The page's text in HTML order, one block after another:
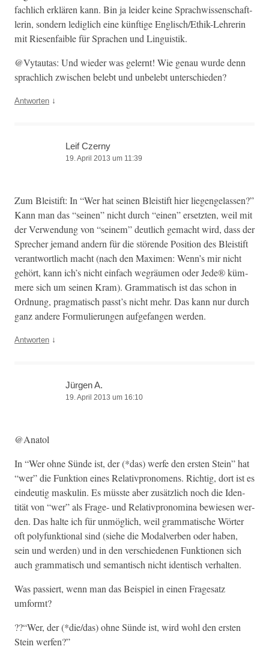
fach­lich erk­lären kann. Bin ja lei­der keine Sprach­wis­senschaft­
lerin, son­dern lediglich eine kün­ftige Englis­ch/Ethik-Lehrerin
mit Riesen­faible für Sprachen und Linguistik.
@Vytautas: Und wieder was gel­ernt! Wie genau wurde denn
sprach­lich zwis­chen belebt und unbelebt unterschieden?
Antworten ↓
Leif Czerny
19. April 2013 um 11:39
Zum Bleis­tift: In “Wer hat seinen Bleis­tift hier liegen­ge­lassen?”
Kann man das “seinen” nicht durch “einen” erset­zten, weil mit
der Ver­wen­dung von “seinem” deut­lich gemacht wird, dass der
Sprech­er jemand andern für die störende Posi­tion des Bleis­tift
ver­ant­wortlich macht (nach den Maxi­men: Wenn’s mir nicht
gehört, kann ich’s nicht ein­fach wegräu­men oder Jede® küm­
mere sich um seinen Kram). Gram­ma­tisch ist das schon in
Ord­nung, prag­ma­tisch passt’s nicht mehr. Das kann nur durch
ganz andere For­mulierun­gen aufge­fan­gen werden.
Antworten ↓
Jürgen A.
19. April 2013 um 16:10
@Anatol
In “Wer ohne Sünde ist, der (*das) werfe den ersten Stein” hat
“wer” die Funk­tion eines Rel­a­tivpronomens. Richtig, dort ist es
ein­deutig maskulin. Es müsste aber zusät­zlich noch die Iden­
tität von “wer” als Frage- und Rel­a­tivpronom­i­na bewiesen wer­
den. Das halte ich für unmöglich, weil gram­ma­tis­che Wörter
oft poly­funk­tion­al sind (siehe die Modalver­ben oder haben,
sein und wer­den) und in den ver­schiede­nen Funk­tio­nen sich
auch gram­ma­tisch und seman­tisch nicht iden­tisch verhalten.
Was passiert, wenn man das Beispiel in einen Frage­satz
umformt?
??“Wer, der (*die/das) ohne Sünde ist, wird wohl den ersten
Stein werfen?”